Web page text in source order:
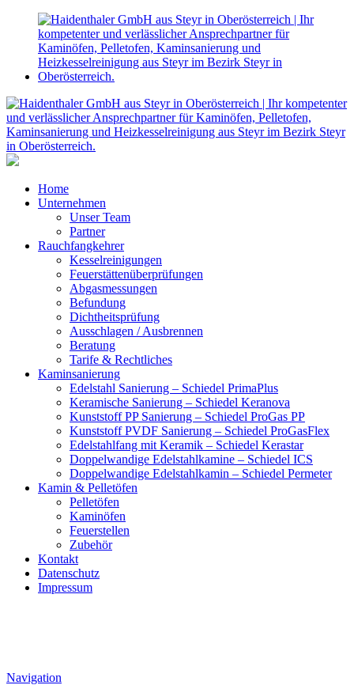
Home
Unternehmen
Unser Team
Partner
Rauchfangkehrer
Kesselreinigungen
Feuerstättenüberprüfungen
Abgasmessungen
Befundung
Dichtheitsprüfung
Ausschlagen / Ausbrennen
Beratung
Tarife & Rechtliches
Kaminsanierung
Edelstahl Sanierung – Schiedel PrimaPlus
Keramische Sanierung – Schiedel Keranova
Kunststoff PP Sanierung – Schiedel ProGas PP
Kunststoff PVDF Sanierung – Schiedel ProGasFlex
Edelstahlfang mit Keramik – Schiedel Kerastar
Doppelwandige Edelstahlkamine – Schiedel ICS
Doppelwandige Edelstahlkamin – Schiedel Permeter
Kamin & Pelletöfen
Pelletöfen
Kaminöfen
Feuerstellen
Zubehör
Kontakt
Datenschutz
Impressum
Navigation